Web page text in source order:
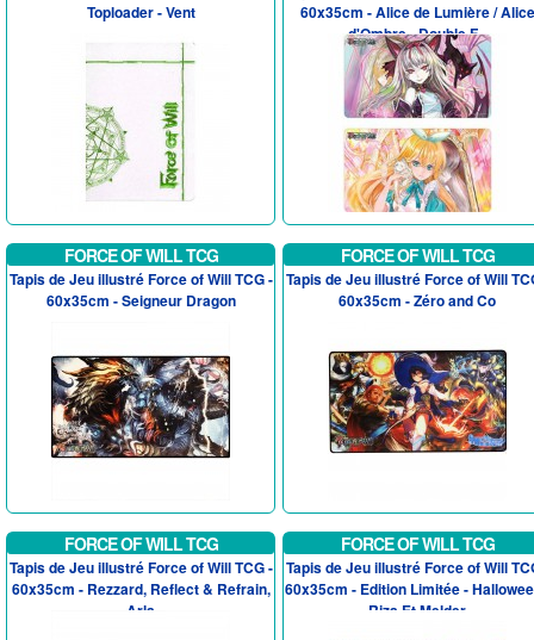
Toploader - Vent
60x35cm - Alice de Lumière / Alice
d'Ombre - Double F...
FORCE OF WILL TCG
Tapis de Jeu illustré Force of Will TCG -
60x35cm - Seigneur Dragon
FORCE OF WILL TCG
Tapis de Jeu illustré Force of Will
60x35cm - Zéro and Co
FORCE OF WILL TCG
Tapis de Jeu illustré Force of Will TCG -
60x35cm - Rezzard, Reflect & Refrain,
Arla
FORCE OF WILL TCG
Tapis de Jeu illustré Force of Will
60x35cm - Edition Limitée -
Riza Et Melder